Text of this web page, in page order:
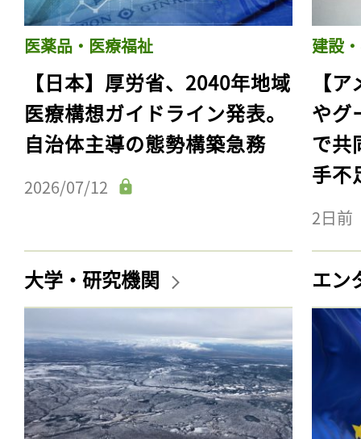
医薬品・医療福祉
【日本】厚労省、2040年地域
医療構想ガイドライン発表。
自治体主導の態勢構築急務
2026/07/12
建設
【
やグ
で共
手不
2日前
大学・研究機関 エン